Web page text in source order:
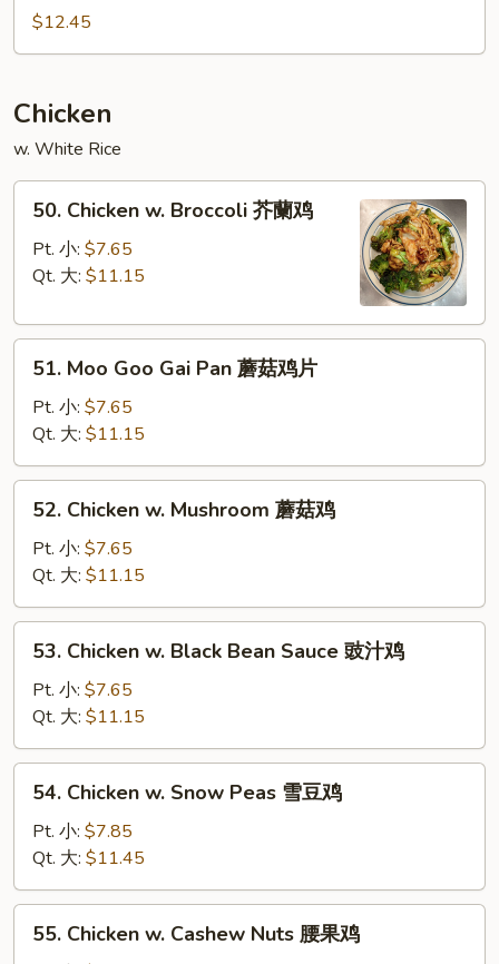
Sour
甜
酸
什
錦
$12.45
Chicken
w. White Rice
Chicken
Broccoli
蘭
50. Chicken w. Broccoli 芥蘭鸡
Pt. 小: $7.65
Qt. 大: $11.15
Moo
Goo
Gai
Pan
蘑
51. Moo Goo Gai Pan 蘑菇鸡片
Pt. 小: $7.65
Qt. 大: $11.15
Chicken
Mushroom
蘑
菇
52. Chicken w. Mushroom 蘑菇鸡
Pt. 小: $7.65
Qt. 大: $11.15
Chicken
Black
Bean
Sauce
53. Chicken w. Black Bean Sauce 豉汁鸡
Pt. 小: $7.65
Qt. 大: $11.15
Chicken
Snow
Peas
雪
54. Chicken w. Snow Peas 雪豆鸡
Pt. 小: $7.85
Qt. 大: $11.45
Chicken
55. Chicken w. Cashew Nuts 腰果鸡